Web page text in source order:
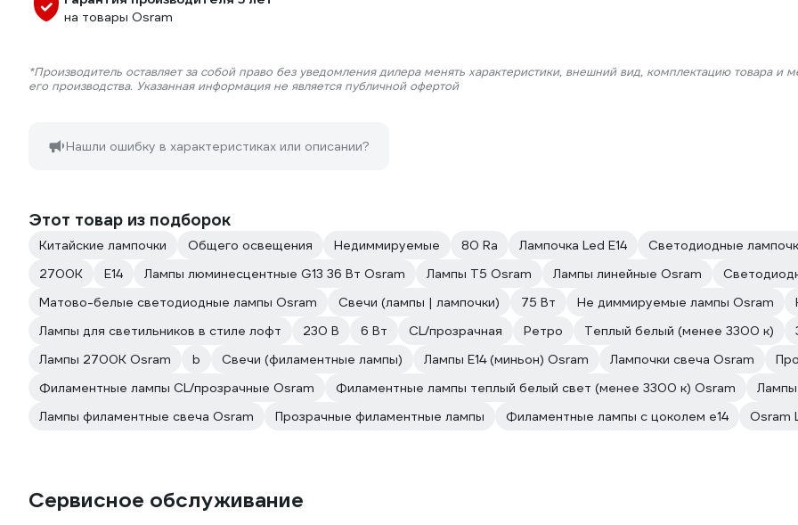
на товары Osram
*Производитель оставляет за собой право без уведомления дилера менять характеристики, внешний вид, комплектацию товара и
его производства. Указанная информация не является публичной офертой
Нашли ошибку в характеристиках или описании?
Этот товар из подборок
Китайские лампочки Общего освещения Недиммируемые 80 Ra Лампочка Led E14
Светодиодные
2700К
Е14 Лампы люминесцентные G13 36 Вт Osram Лампы T5 Osram Лампы линейные Osram
Матово-белые светодиодные лампы Osram
Свечи (лампы | лампочки) 75 Вт Не диммируемые лампы Osram
Лампы для светильников в стиле лофт
230 В 6 Вт CL/прозрачная Ретро Теплый белый (менее 3300 к)
Лампы 2700К Osram
b Свечи (филаментные лампы) Лампы Е14 (миньон) Osram Лампочки свеча Osram
Филаментные лампы CL/прозрачные Osram
Филаментные лампы теплый белый свет (менее 3300 к) Osram
Лампы филаментные свеча Osram
Прозрачные филаментные лампы Филаментные лампы с цоколем e14 Osram
Сервисное обслуживание